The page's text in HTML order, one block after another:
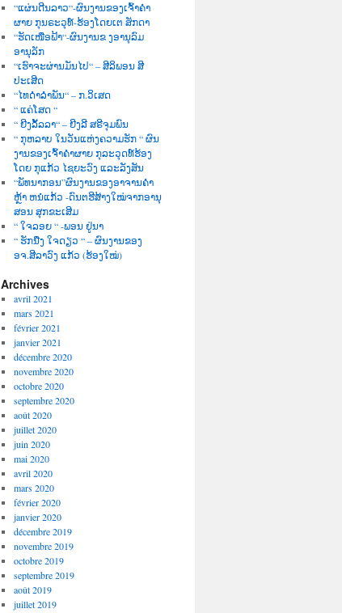
“ແຜ່ນດີນລາວ“-ຜົນງານຂອງເຈົ້າຄຳ
ຜາຍ ກຸນຣະວຸທ໌-ຮ້ອງໂດຍເຕ ສັກດາ
“ຮັດເໜືອຟ້າ“-ຜົນງານຂ ງອານຸລົມ
ອານຸລັກ
“ເຮົາຈະຜ່ານມັນໄປ“ – ສີລິພອນ ສີ
ປະເສີດ
“ໄທດຳລຳພັນ“ – ກ.ວິເສດ
“ ແຄ່ໂສດ “
“ ຍີງລັ້ລລາ“ – ຍີງລີ ສຣີຈຸມພົນ
“ ກຸຫລາບ ໃນວັນແຫ່ງຄວາມຮັກ “ ຜົນ
ງານຂອງເຈົ້າຄຳຜາຍ ກຸລະວຸດທ໌ຮ້ອງ
ໂດຍ ກຸແກ້ວ ໄຊຍະວົງ ແລະລັງສັນ
“ພັທນາກອນ”ຜົນງານຂອງອາຈານຄຳ
ຫຼ້າ ຫນໍແກ້ວ -ດົນຕຮີສ້າງໃໝ່ຈາກອານຸ
ສອນ ສຸກຂະເສີມ
“ ໃຈລອຍ “ -ພອນ ຢູ່ນາ
“ ຮັກນື່ງ ໃຈດຽວ “ – ຜົນງານຂອງ
ອຈ.ສີລາວົງ ແກ້ວ (ຮ້ອງໃໝ່)
Archives
avril 2021
mars 2021
février 2021
janvier 2021
décembre 2020
novembre 2020
octobre 2020
septembre 2020
août 2020
juillet 2020
juin 2020
mai 2020
avril 2020
mars 2020
février 2020
janvier 2020
décembre 2019
novembre 2019
octobre 2019
septembre 2019
août 2019
juillet 2019